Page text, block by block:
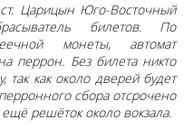
Юго-Восточный
билетов. По
монеты, автомат
перрон. Без билета никто
как около дверей будет
сбора отсрочено
решёток около вокзала.